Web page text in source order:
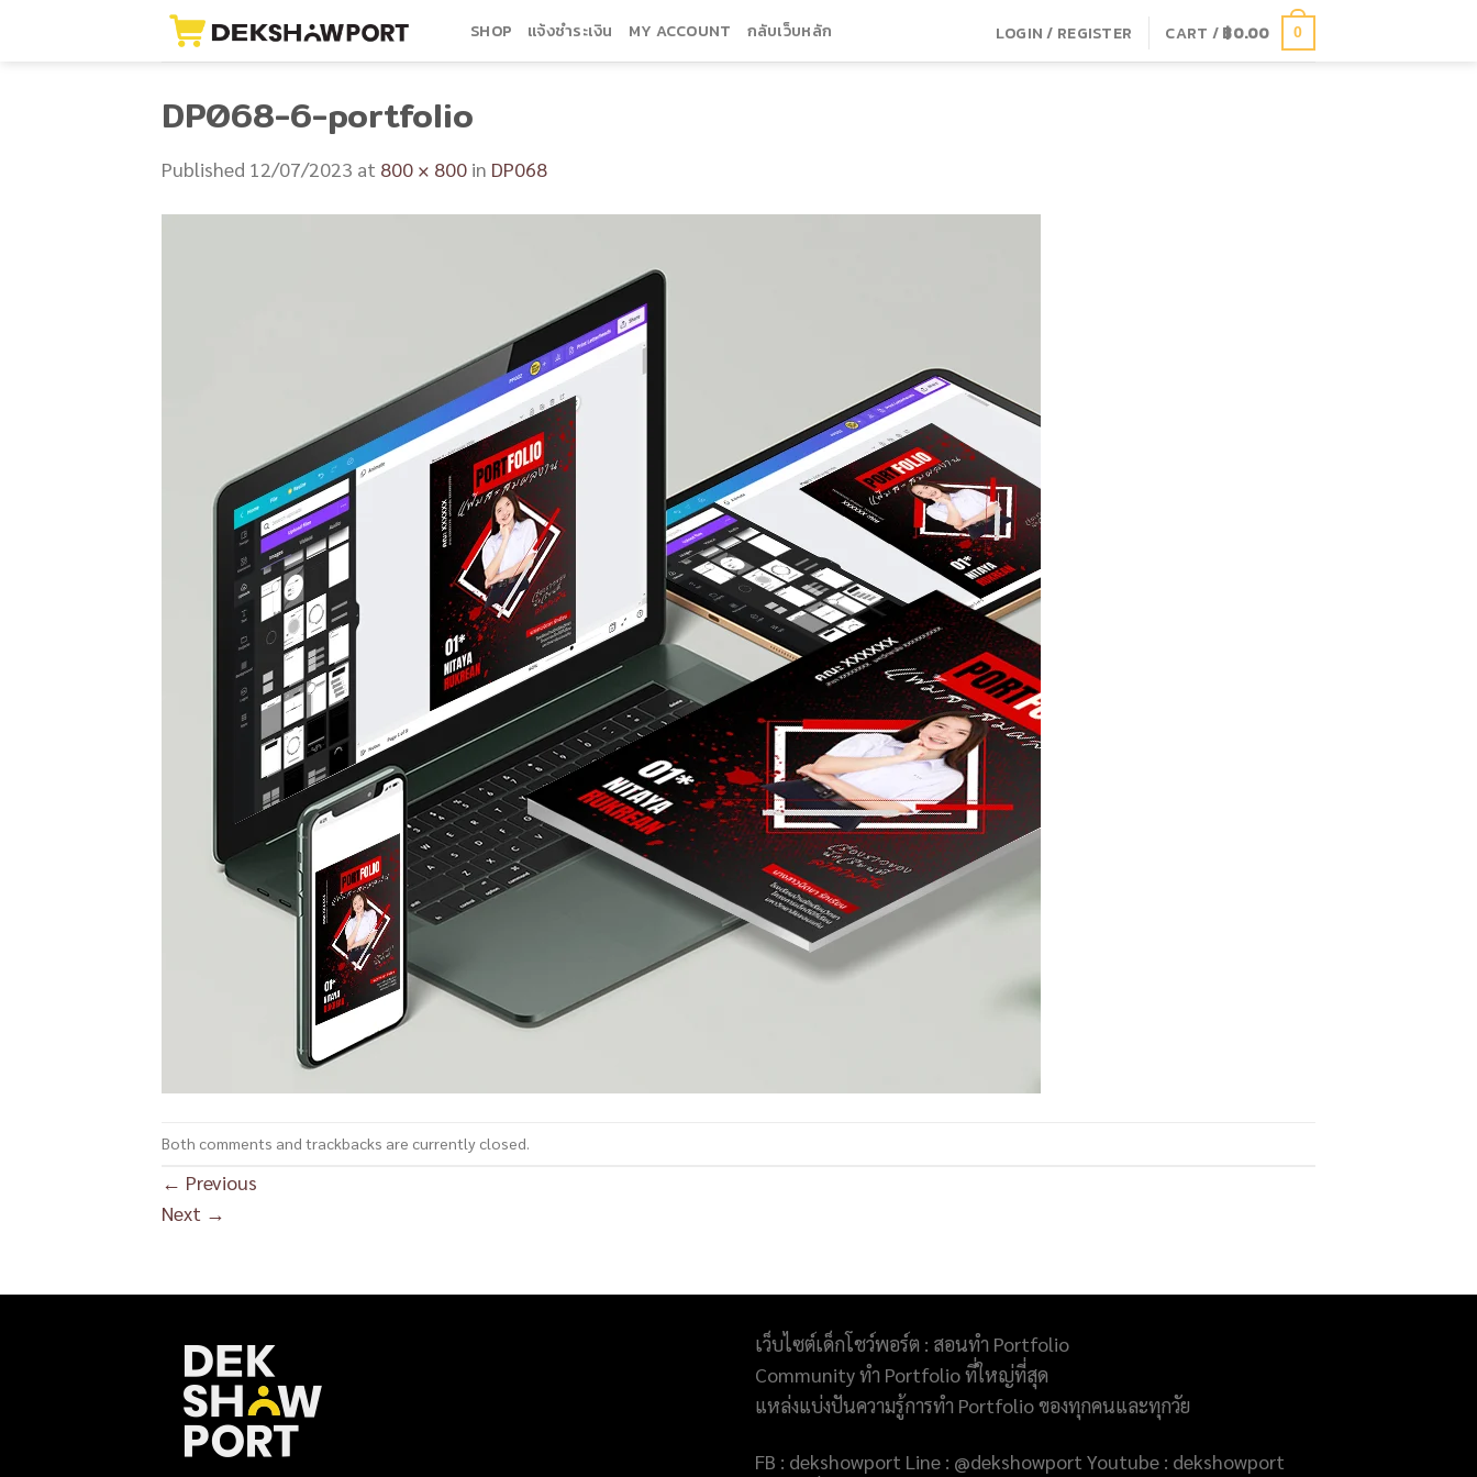
SHOP แจ้งชำระเงิน MY ACCOUNT กลับเว็บหลัก LOGIN / REGISTER CART /฿0.00 0
DP068-6-portfolio
Published 12/07/2023 at 800 × 800 in DP068
Both comments and trackbacks are currently closed.
← Previous
Next →
เว็บไซต์เด็กโชว์พอร์ต : สอนทำ Portfolio
Community ทำ Portfolio ที่ใหญ่ที่สุด
แหล่งแบ่งปันความรู้การทำ Portfolio ของทุกคนและทุกวัย
FB : dekshowport Line : @dekshowport Youtube : dekshowport